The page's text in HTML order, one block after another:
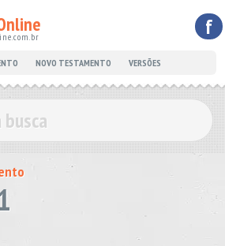
f
NOVO TESTAMENTO VERSÕES